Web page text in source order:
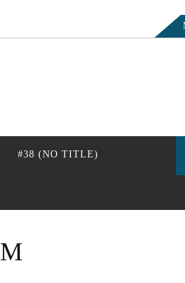
#38 (NO TITLE)